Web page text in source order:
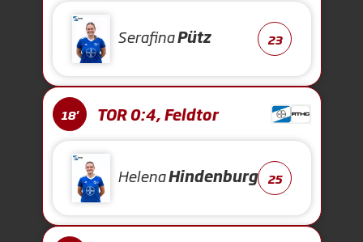
SerafinaPütz 23
18' TOR 0:4, Feldtor
HelenaHindenburg 25